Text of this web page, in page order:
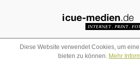
Diese Website verwendet Cookies, um
bieten zu können. Mehr